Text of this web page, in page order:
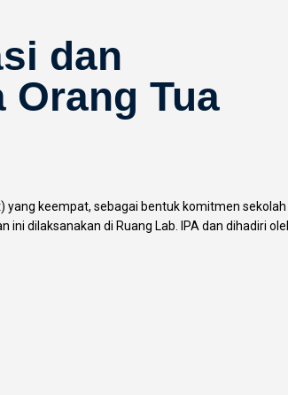
dan
Orang Tua
yang keempat, sebagai bentuk komitmen
dilaksanakan di Ruang Lab. IPA dan dihadiri